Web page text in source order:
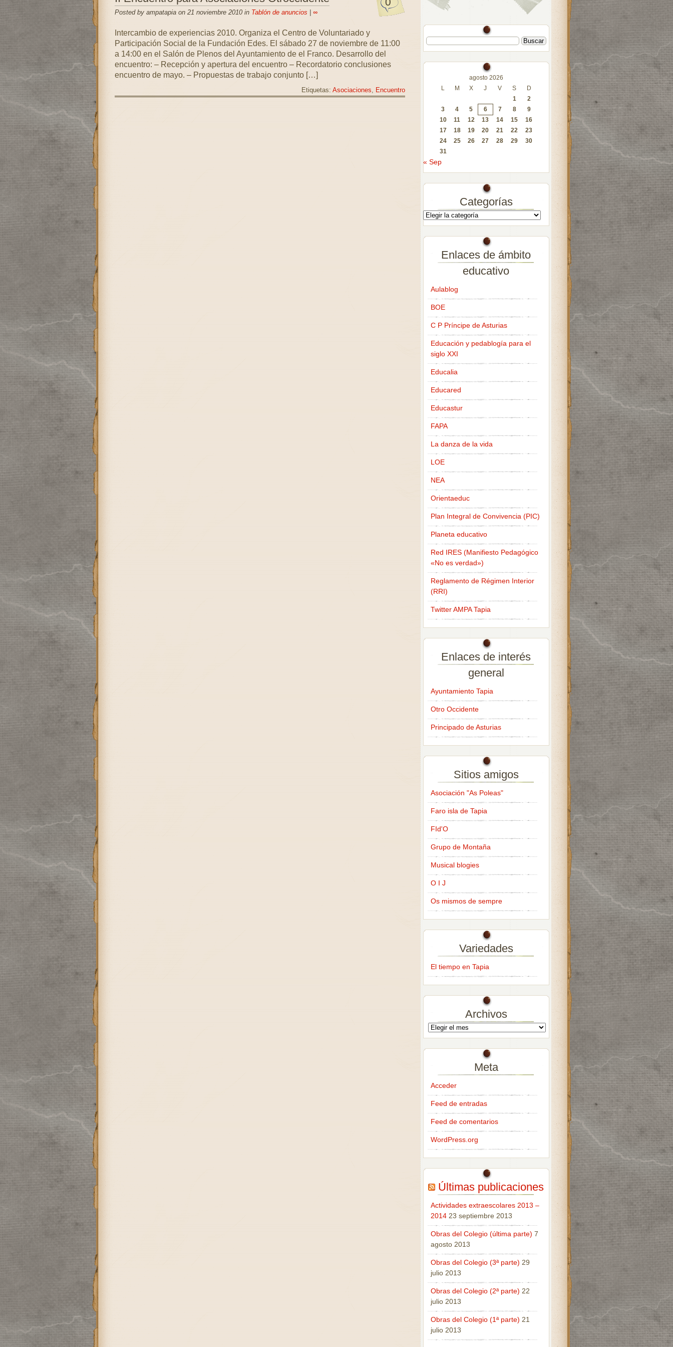
Posted by ampatapia on 21 noviembre 2010 in Tablón de anuncios ∞
Intercambio de experiencias 2010. Organiza el Centro de Voluntariado y
Participación Social de la Fundación Edes. El sábado 27 de noviembre de 11:00
a 14:00 en el Salón de Plenos del Ayuntamiento de el Franco. Desarrollo del
encuentro: – Recepción y apertura del encuentro – Recordatorio conclusiones
encuentro de mayo. – Propuestas de trabajo conjunto […]
Etiquetas: Asociaciones, Encuentro
agosto 2026
L
M X J V S
D
1
2
3
4 5 6 7 8
9
10
11 12 13 14 15
16
17
18 19 20 21 22
23
24
25 26 27 28 29
30
31
« Sep
Categorías
Enlaces de ámbito
educativo
Aulablog
BOE
C P Príncipe de Asturias
Educación y pedablogía para el
siglo XXI
Educalia
Educared
Educastur
FAPA
La danza de la vida
LOE
NEA
Orientaeduc
Plan Integral de Convivencia (PIC)
Planeta educativo
Red IRES (Manifiesto Pedagógico
«No es verdad»)
Reglamento de Régimen Interior
(RRI)
Twitter AMPA Tapia
Enlaces de interés
general
Ayuntamiento Tapia
Otro Occidente
Principado de Asturias
Sitios amigos
Asociación "As Poleas"
Faro isla de Tapia
FId'O
Grupo de Montaña
Musical blogies
O I J
Os mismos de sempre
Variedades
El tiempo en Tapia
Archivos
Meta
Acceder
Feed de entradas
Feed de comentarios
WordPress.org
Últimas publicaciones
Actividades extraescolares 2013 –
2014 23 septiembre 2013
Obras del Colegio (última parte) 7
agosto 2013
Obras del Colegio (3ª parte) 29
julio 2013
Obras del Colegio (2ª parte) 22
julio 2013
Obras del Colegio (1ª parte) 21
julio 2013